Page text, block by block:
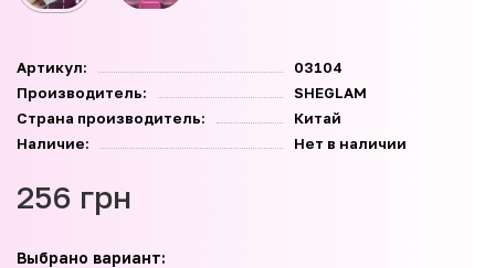
Артикул:
03104
Производитель:
SHEGLAM
Страна производитель:
Китай
Наличие:
Нет в наличии
256 грн
Выбрано вариант: